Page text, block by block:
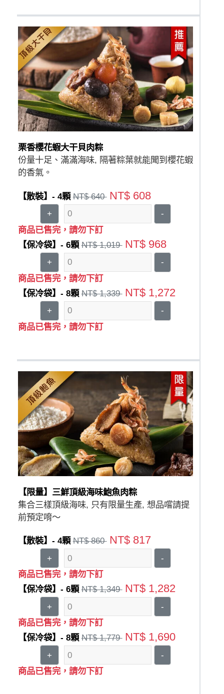
栗香櫻花蝦大干貝肉粽
份量十足、滿滿海味, 隔著粽葉就能聞到櫻花蝦
的香氣。
【散裝】- 4顆 NT$ 640 NT$ 608
+
-
商品已售完，請勿下訂
【保冷袋】- 6顆 NT$ 1,019 NT$ 968
+
-
商品已售完，請勿下訂
【保冷袋】- 8顆 NT$ 1,339 NT$ 1,272
+
-
商品已售完，請勿下訂
【限量】三鮮頂級海味鮑魚肉粽
集合三樣頂級海味, 只有限量生產, 想品嚐請提
前預定唷～
【散裝】- 4顆 NT$ 860 NT$ 817
+
-
商品已售完，請勿下訂
【保冷袋】- 6顆 NT$ 1,349 NT$ 1,282
+
-
商品已售完，請勿下訂
【保冷袋】- 8顆 NT$ 1,779 NT$ 1,690
+
-
商品已售完，請勿下訂